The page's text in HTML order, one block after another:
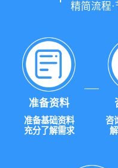
精简流程·
准备资料
准备基础资料
充分了解需求
咨